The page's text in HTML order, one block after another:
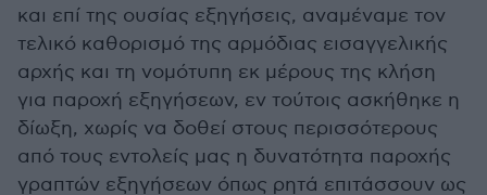
και επί της ουσίας εξηγήσεις, αναμέναμε τον
τελικό καθορισμό της αρμόδιας εισαγγελικής
αρχής και τη νομότυπη εκ μέρους της κλήση
για παροχή εξηγήσεων, εν τούτοις ασκήθηκε η
δίωξη, χωρίς να δοθεί στους περισσότερους
από τους εντολείς μας η δυνατότητα παροχής
γραπτών εξηγήσεων όπως ρητά επιτάσσουν ως